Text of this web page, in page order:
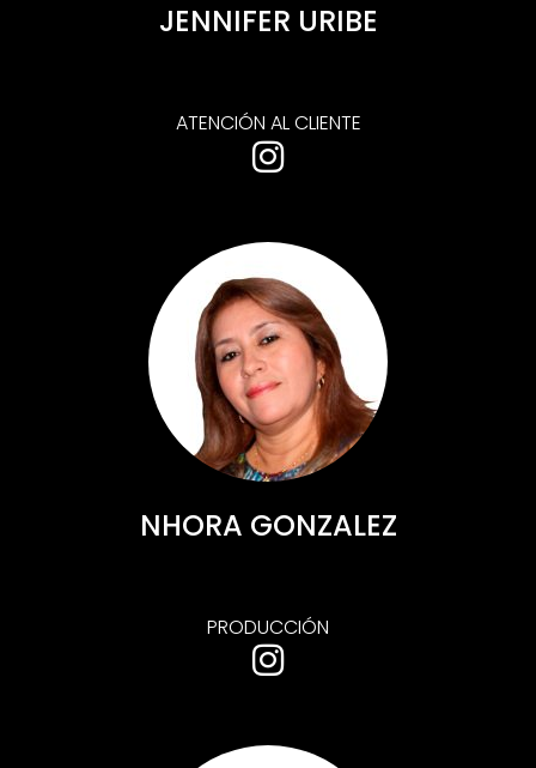
JENNIFER URIBE
ATENCIÓN AL CLIENTE
NHORA GONZALEZ
PRODUCCIÓN